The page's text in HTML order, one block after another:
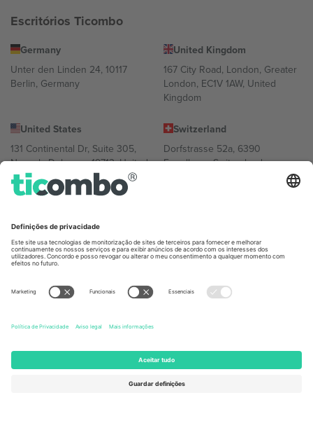
Escritórios Ticombo
Germany
Unter den Linden 24, 10117
Berlin, Germany
United Kingdom
167 City Road, London, Greater
London, EC1V 1AW, United
Kingdom
United States
131 Continental Dr, Suite 305,
Newark, Delaware 19713, United
States
Switzerland
Dorfstrasse 52a, 6390
Engelberg, Switzerland
Regus Sofia City West, bul
Totleben 53-55, 1606 Sofia,
Bulgaria
Building A1, Office 302, Dubai,
United Arab Emirates
Mexico
Ciudad de México, CDMX,
Mexico
A entidade legal do provedor da plataforma pode variar
dependendo da localização, evento e/ou domínio. Para mais